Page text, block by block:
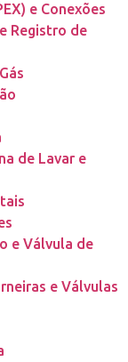
e Conexões
Registro de
de Lavar e
e Válvula de
e Válvulas